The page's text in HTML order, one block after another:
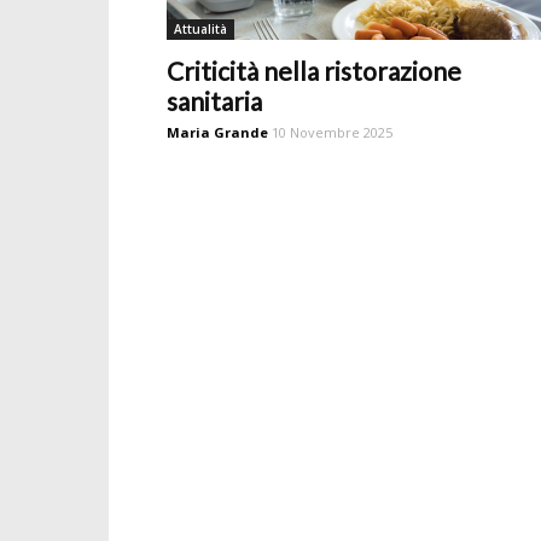
Attualità
Criticità nella ristorazione
sanitaria
Maria Grande 10 Novembre 2025